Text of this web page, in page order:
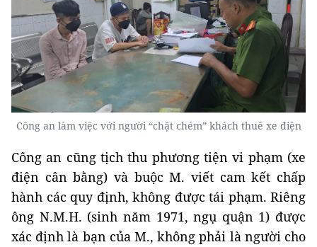
Công an làm việc với người “chặt chém” khách thuê xe điện
Công an cũng tịch thu phương tiện vi phạm (xe
điện cân bằng) và buộc M. viết cam kết chấp
hành các quy định, không được tái phạm. Riêng
ông N.M.H. (sinh năm 1971, ngụ quận 1) được
xác định là bạn của M., không phải là người cho